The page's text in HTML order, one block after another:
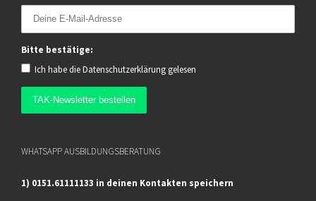
Bitte bestätige:
Ich habe dieDatenschutzerklärung gelesen
WHATSAPP AUSBILDUNGSBERATUNG
1) 0151.61111133 in deinen Kontakten speichern